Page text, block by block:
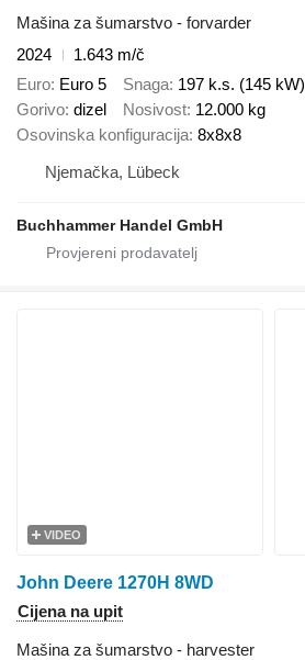
Mašina za šumarstvo - forvarder
2024
1.643 m/č
Euro Euro 5 Snaga 197 k.s. (145 kW)
Gorivo dizel Nosivost 12.000 kg
Osovinska konfiguracija 8x8x8
Njemačka, Lübeck
Buchhammer Handel GmbH
VIDEO
John Deere 1270H 8WD
Cijena na upit
Mašina za šumarstvo - harvester